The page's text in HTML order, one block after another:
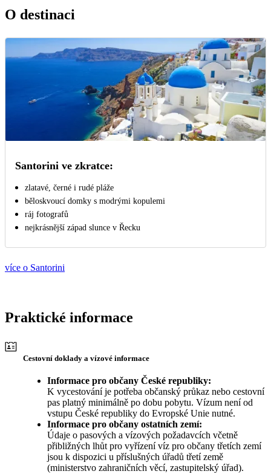
O destinaci
Santorini ve zkratce:
zlatavé, černé i rudé pláže
běloskvoucí domky s modrými kopulemi
ráj fotografů
nejkrásnější západ slunce v Řecku
více o Santorini
Praktické informace
Cestovní doklady a vízové informace
Informace pro občany České republiky:
K vycestování je potřeba občanský průkaz nebo cestovní
pas platný minimálně po dobu pobytu. Vízum není od
vstupu České republiky do Evropské Unie nutné.
Informace pro občany ostatních zemí:
Údaje o pasových a vízových požadavcích včetně
přibližných lhůt pro vyřízení víz pro občany třetích zemí
jsou k dispozici u příslušných úřadů třetí země
(ministerstvo zahraničních věcí, zastupitelský úřad).